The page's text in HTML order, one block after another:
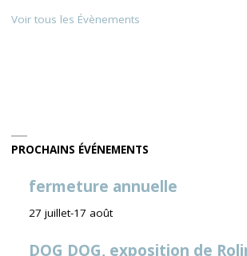
Voir tous les Évènements
PROCHAINS ÉVÉNEMENTS
fermeture annuelle
27 juillet-17 août
DOG DOG, exposition de